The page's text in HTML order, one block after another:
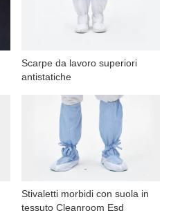
Scarpe da lavoro superiori
antistatiche
Stivaletti morbidi con suola in
tessuto Cleanroom Esd